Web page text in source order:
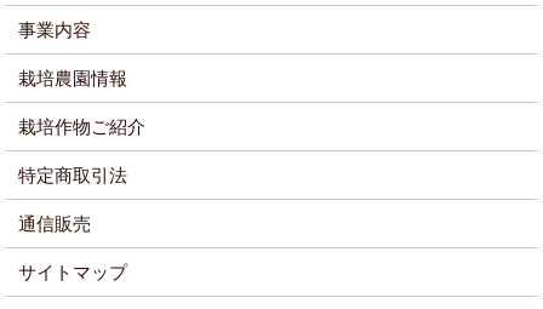
事業内容
栽培農園情報
栽培作物ご紹介
特定商取引法
通信販売
サイトマップ